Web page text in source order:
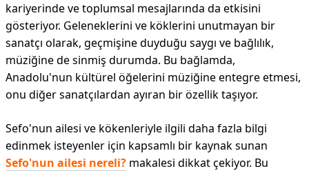
kariyerinde ve toplumsal mesajlarında da etkisini
gösteriyor. Geleneklerini ve köklerini unutmayan bir
sanatçı olarak, geçmişine duyduğu saygı ve bağlılık,
müziğine de sinmiş durumda. Bu bağlamda,
Anadolu'nun kültürel öğelerini müziğine entegre etmesi,
onu diğer sanatçılardan ayıran bir özellik taşıyor.
Sefo'nun ailesi ve kökenleriyle ilgili daha fazla bilgi
edinmek isteyenler için kapsamlı bir kaynak sunan
Sefo'nun ailesi nereli? makalesi dikkat çekiyor. Bu